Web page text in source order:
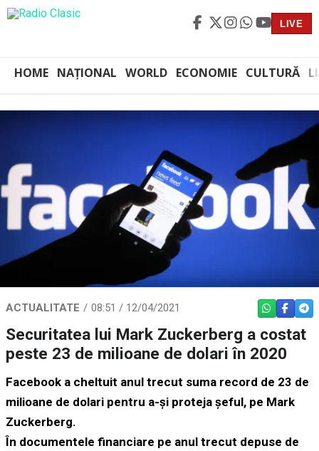
LIVE
HOME NAȚIONAL WORLD ECONOMIE CULTURĂ
ACTUALITATE 08:51 / 12/04/2021 WHATSAPP
Securitatea lui Mark Zuckerberg a costat
peste 23 de milioane de dolari în 2020
Facebook a cheltuit anul trecut suma record de 23 de
milioane de dolari pentru a-şi proteja şeful, pe Mark
Zuckerberg.
În documentele financiare pe anul trecut depuse de